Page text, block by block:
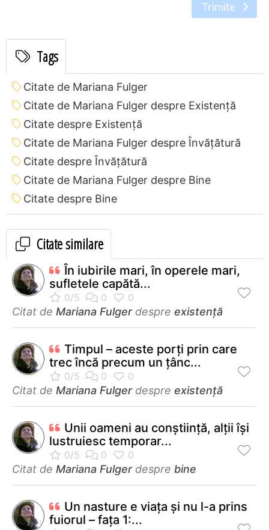
Trimite
Tags
Citate de Mariana Fulger
Citate de Mariana Fulger despre Existență
Citate despre Existență
Citate de Mariana Fulger despre Învățătură
Citate despre Învățătură
Citate de Mariana Fulger despre Bine
Citate despre Bine
Citate similare
În iubirile mari, în operele mari,
sufletele capătă...
Citat de Mariana Fulgerdespre existență
Timpul – aceste porți prin care
trec încă precum un țânc...
Citat de Mariana Fulgerdespre existență
Unii oameni au conştiinţă, alţii îşi
lustruiesc temporar...
Citat de Mariana Fulgerdespre bine
Un nasture e viaţa şi nu l-a prins
fuiorul – faţa 1:...